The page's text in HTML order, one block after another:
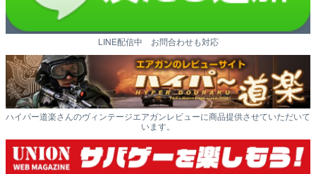
LINE配信中 お問合わせも対応
ハイパー道楽さんのヴィンテージエアガンレビューに商品提供させていただいて
います。